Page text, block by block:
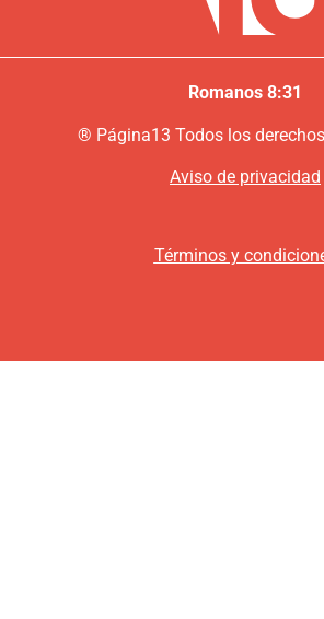
Romanos 8:31
® Página13 Todos los
Aviso de privacidad
Términos y